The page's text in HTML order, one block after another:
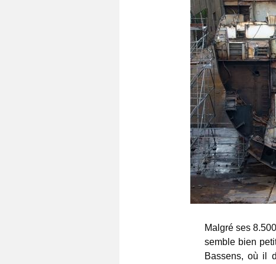
Malgré ses
semble bien
Bassens, où il